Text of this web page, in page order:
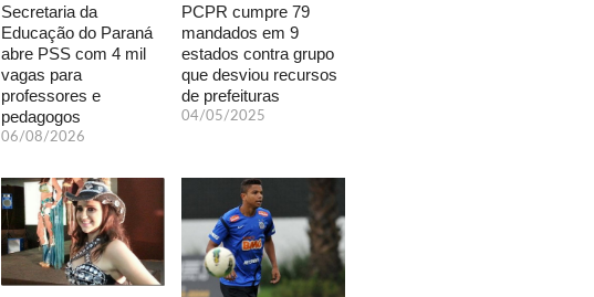
Secretaria da
Educação do Paraná
abre PSS com 4 mil
vagas para
professores e
pedagogos
06/08/2026
PCPR cumpre 79
mandados em 9
estados contra grupo
que desviou recursos
de prefeituras
04/05/2025